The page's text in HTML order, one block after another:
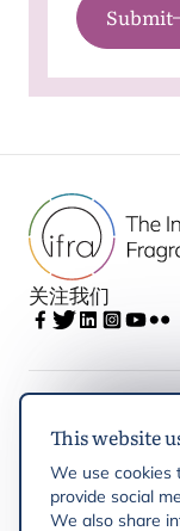
This website
We use cookies
provide social
We also share
Submit
关注我们
Latest updates